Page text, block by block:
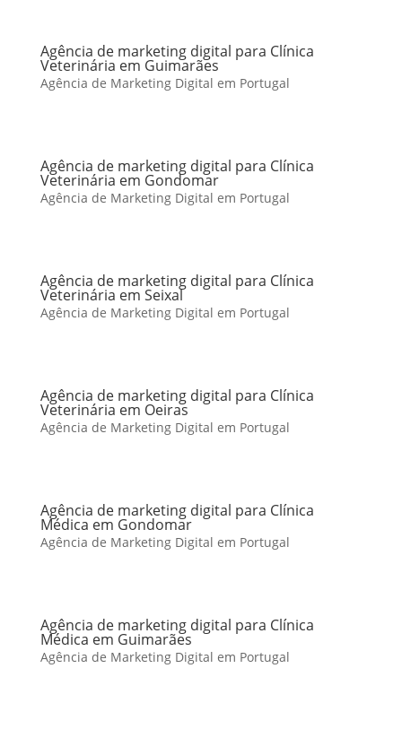
Agência de marketing digital para Clínica
Veterinária em Guimarães
Agência de Marketing Digital em Portugal
Agência de marketing digital para Clínica
Veterinária em Gondomar
Agência de Marketing Digital em Portugal
Agência de marketing digital para Clínica
Veterinária em Seixal
Agência de Marketing Digital em Portugal
Agência de marketing digital para Clínica
Veterinária em Oeiras
Agência de Marketing Digital em Portugal
Agência de marketing digital para Clínica
Médica em Gondomar
Agência de Marketing Digital em Portugal
Agência de marketing digital para Clínica
Médica em Guimarães
Agência de Marketing Digital em Portugal